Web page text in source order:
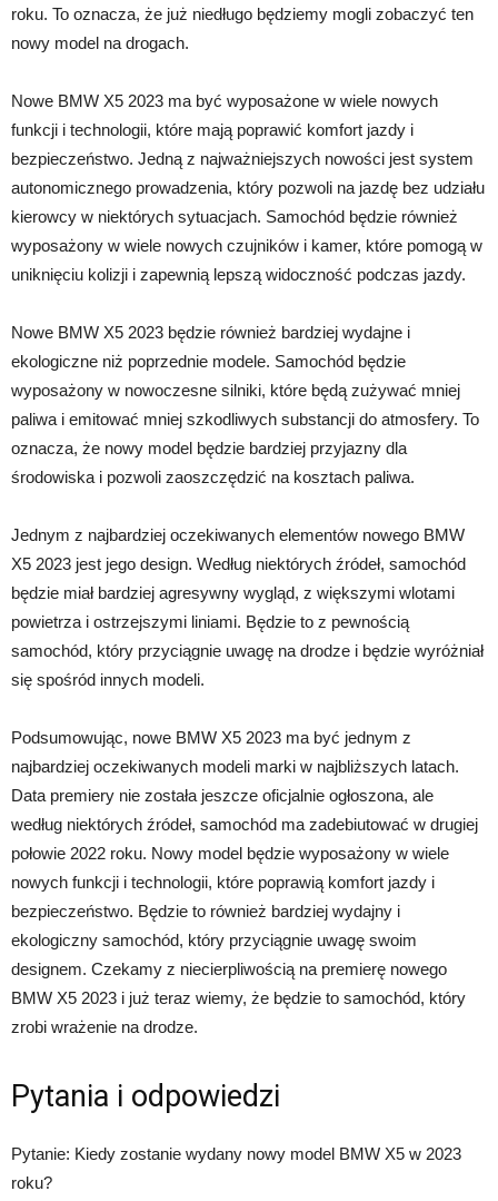
roku. To oznacza, że już niedługo będziemy mogli zobaczyć ten
nowy model na drogach.
Nowe BMW X5 2023 ma być wyposażone w wiele nowych
funkcji i technologii, które mają poprawić komfort jazdy i
bezpieczeństwo. Jedną z najważniejszych nowości jest system
autonomicznego prowadzenia, który pozwoli na jazdę bez udziału
kierowcy w niektórych sytuacjach. Samochód będzie również
wyposażony w wiele nowych czujników i kamer, które pomogą w
uniknięciu kolizji i zapewnią lepszą widoczność podczas jazdy.
Nowe BMW X5 2023 będzie również bardziej wydajne i
ekologiczne niż poprzednie modele. Samochód będzie
wyposażony w nowoczesne silniki, które będą zużywać mniej
paliwa i emitować mniej szkodliwych substancji do atmosfery. To
oznacza, że nowy model będzie bardziej przyjazny dla
środowiska i pozwoli zaoszczędzić na kosztach paliwa.
Jednym z najbardziej oczekiwanych elementów nowego BMW
X5 2023 jest jego design. Według niektórych źródeł, samochód
będzie miał bardziej agresywny wygląd, z większymi wlotami
powietrza i ostrzejszymi liniami. Będzie to z pewnością
samochód, który przyciągnie uwagę na drodze i będzie wyróżniał
się spośród innych modeli.
Podsumowując, nowe BMW X5 2023 ma być jednym z
najbardziej oczekiwanych modeli marki w najbliższych latach.
Data premiery nie została jeszcze oficjalnie ogłoszona, ale
według niektórych źródeł, samochód ma zadebiutować w drugiej
połowie 2022 roku. Nowy model będzie wyposażony w wiele
nowych funkcji i technologii, które poprawią komfort jazdy i
bezpieczeństwo. Będzie to również bardziej wydajny i
ekologiczny samochód, który przyciągnie uwagę swoim
designem. Czekamy z niecierpliwością na premierę nowego
BMW X5 2023 i już teraz wiemy, że będzie to samochód, który
zrobi wrażenie na drodze.
Pytania i odpowiedzi
Pytanie: Kiedy zostanie wydany nowy model BMW X5 w 2023
roku?